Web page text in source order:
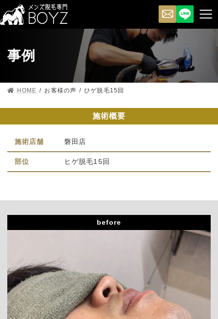
事例
HOME お客様の声 ひゲ脱毛15回
施術概要
施術店舗 磐田店
部位 ヒゲ脱毛15回
before